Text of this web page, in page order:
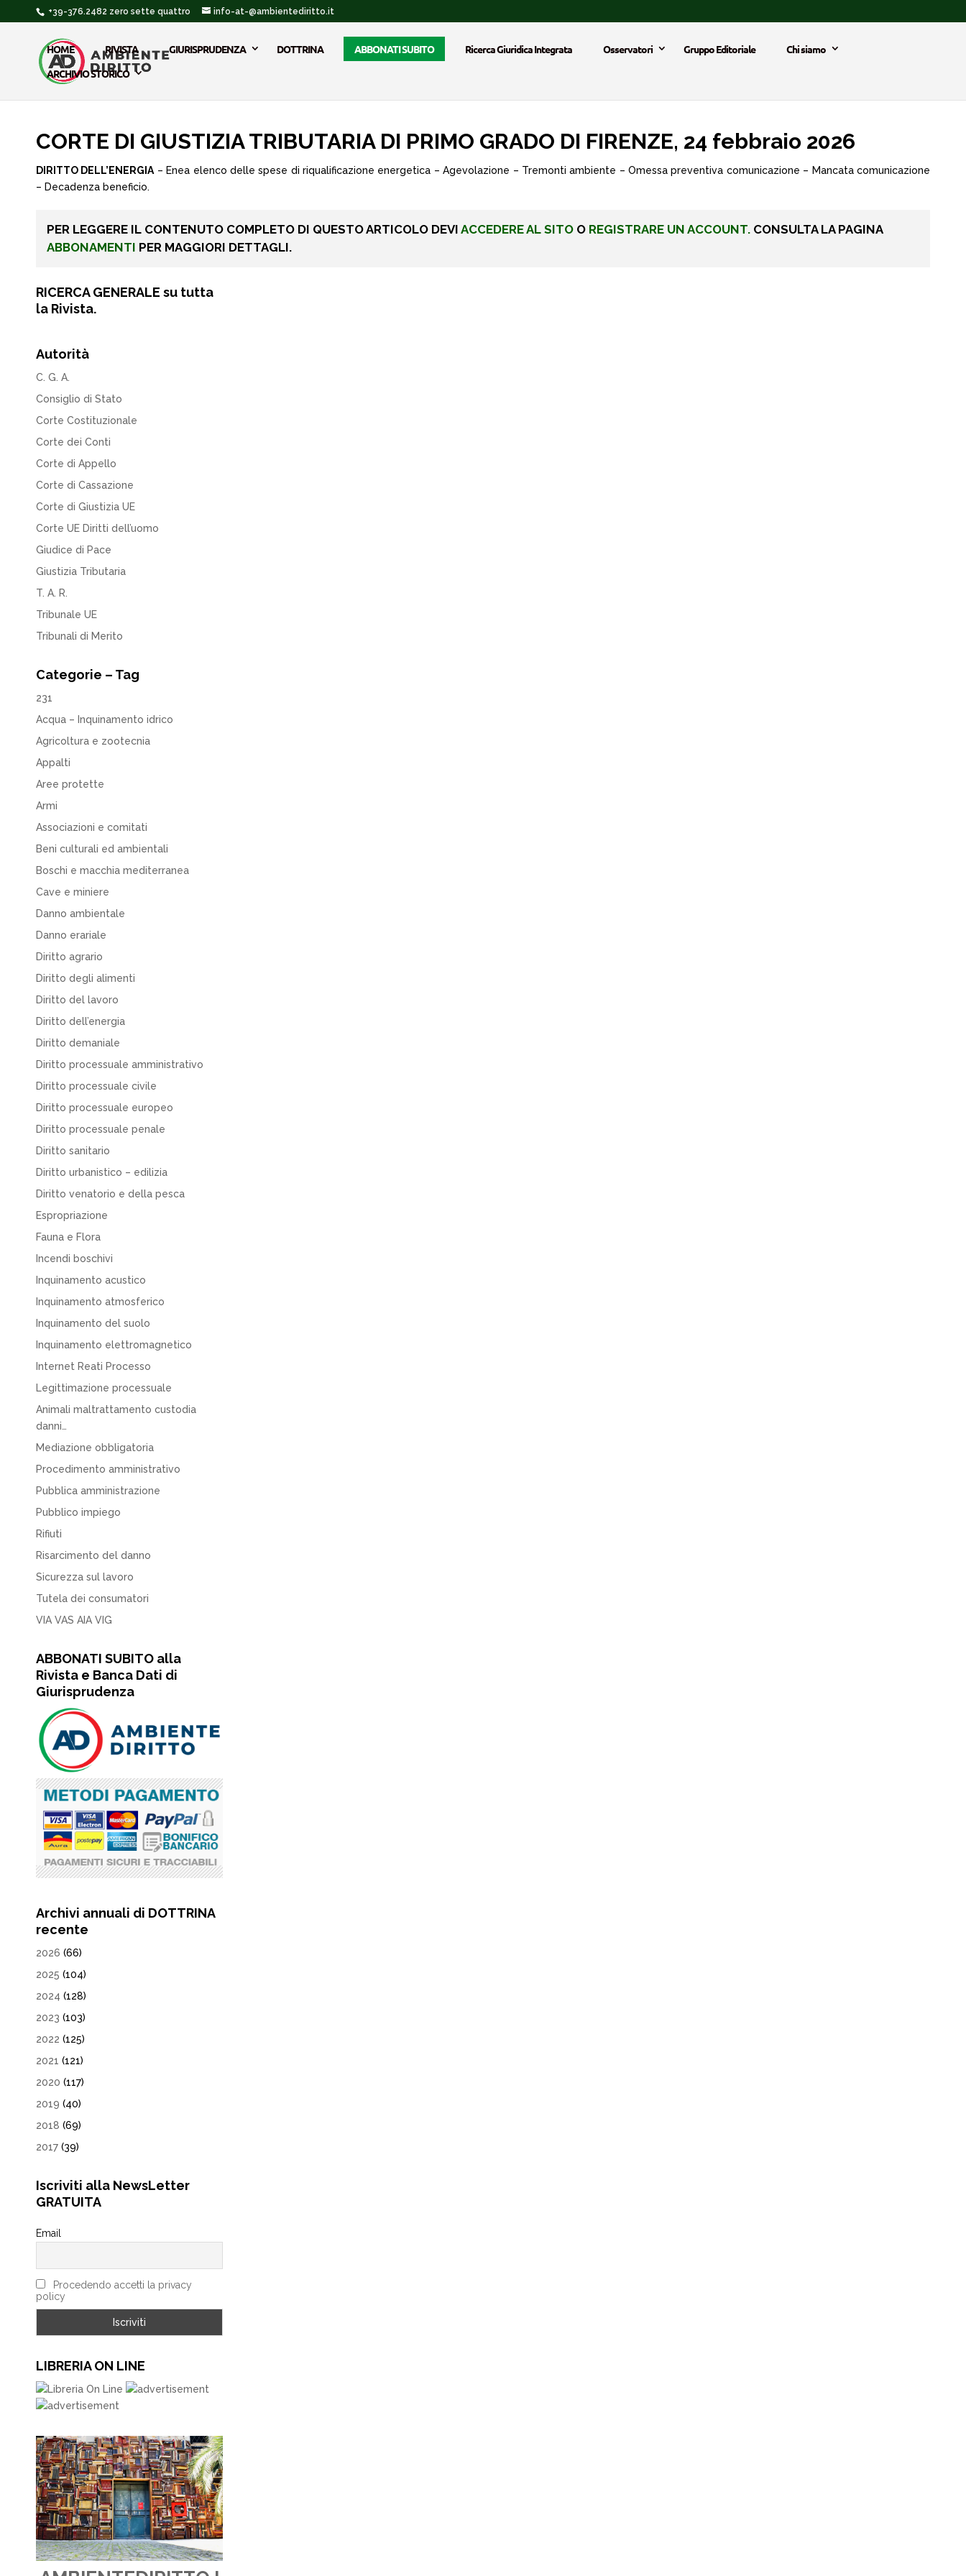
+39-376.2482 zero sette quattro info-at-@ambientediritto.it
HOME RIVISTA GIURISPRUDENZA DOTTRINA ABBONATI SUBITO Ricerca Giuridica Integrata Osservatori Gruppo Editoriale
Chi siamo
ARCHIVIO STORICO
CORTE DI GIUSTIZIA TRIBUTARIA DI PRIMO GRADO DI FIRENZE, 24 febbraio 2026
DIRITTO DELL’ENERGIA – Enea elenco delle spese di riqualificazione energetica – Agevolazione – Tremonti ambiente – Omessa preventiva comunicazione – Mancata comunicazione
– Decadenza beneficio.
PER LEGGERE IL CONTENUTO COMPLETO DI QUESTO ARTICOLO DEVI ACCEDERE AL SITO O REGISTRARE UN ACCOUNT. CONSULTA LA PAGINA
ABBONAMENTI PER MAGGIORI DETTAGLI.
RICERCA GENERALE su tutta
la Rivista.
Autorità
C. G. A.
Consiglio di Stato
Corte Costituzionale
Corte dei Conti
Corte di Appello
Corte di Cassazione
Corte di Giustizia UE
Corte UE Diritti dell’uomo
Giudice di Pace
Giustizia Tributaria
T. A. R.
Tribunale UE
Tribunali di Merito
Categorie – Tag
231
Acqua – Inquinamento idrico
Agricoltura e zootecnia
Appalti
Aree protette
Armi
Associazioni e comitati
Beni culturali ed ambientali
Boschi e macchia mediterranea
Cave e miniere
Danno ambientale
Danno erariale
Diritto agrario
Diritto degli alimenti
Diritto del lavoro
Diritto dell’energia
Diritto demaniale
Diritto processuale amministrativo
Diritto processuale civile
Diritto processuale europeo
Diritto processuale penale
Diritto sanitario
Diritto urbanistico – edilizia
Diritto venatorio e della pesca
Espropriazione
Fauna e Flora
Incendi boschivi
Inquinamento acustico
Inquinamento atmosferico
Inquinamento del suolo
Inquinamento elettromagnetico
Internet Reati Processo
Legittimazione processuale
Animali maltrattamento custodia
danni…
Mediazione obbligatoria
Procedimento amministrativo
Pubblica amministrazione
Pubblico impiego
Rifiuti
Risarcimento del danno
Sicurezza sul lavoro
Tutela dei consumatori
VIA VAS AIA VIG
ABBONATI SUBITO alla
Rivista e Banca Dati di
Giurisprudenza
Archivi annuali di DOTTRINA
recente
2026 (66)
2025 (104)
2024 (128)
2023 (103)
2022 (125)
2021 (121)
2020 (117)
2019 (40)
2018 (69)
2017 (39)
Iscriviti alla NewsLetter
GRATUITA
Email
Procedendo accetti la privacy
policy
LIBRERIA ON LINE